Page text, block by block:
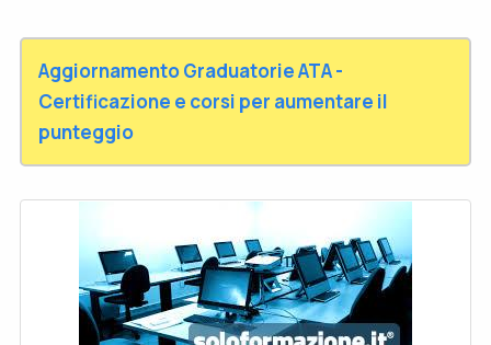
Aggiornamento Graduatorie ATA -
Certificazione e corsi per aumentare il
punteggio